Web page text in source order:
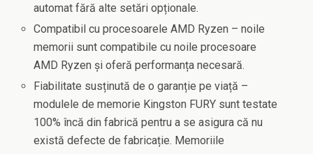
automat fără alte setări opționale.
Compatibil cu procesoarele AMD Ryzen – noile
memorii sunt compatibile cu noile procesoare
AMD Ryzen și oferă performanța necesară.
Fiabilitate susținută de o garanție pe viață –
modulele de memorie Kingston FURY sunt testate
100% încă din fabrică pentru a se asigura că nu
există defecte de fabricație. Memoriile